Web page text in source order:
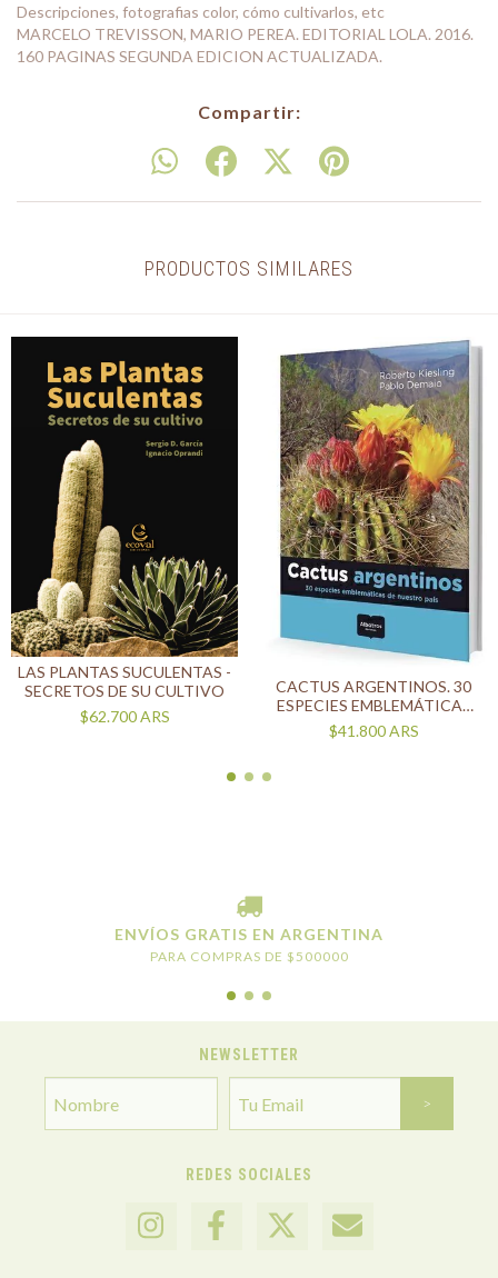
Descripciones, fotografias color, cómo cultivarlos, etc
MARCELO TREVISSON, MARIO PEREA. EDITORIAL LOLA. 2016.
160 PAGINAS SEGUNDA EDICION ACTUALIZADA.
Compartir:
PRODUCTOS SIMILARES
LAS PLANTAS SUCULENTAS -
SECRETOS DE SU CULTIVO
$62.700ARS
CACTUS ARGENTINOS. 30
ESPECIES EMBLEMÁTICAS
DE NUESTRO PAÍS
$41.800ARS
ENVÍOS GRATIS EN ARGENTINA
PARA COMPRAS DE $500000
NEWSLETTER
REDES SOCIALES